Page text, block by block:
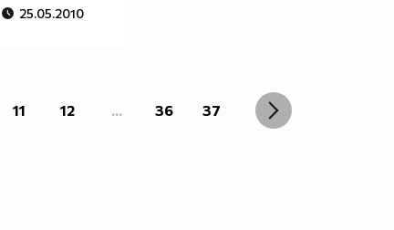
25.05.2010
11 12 ... 36 37